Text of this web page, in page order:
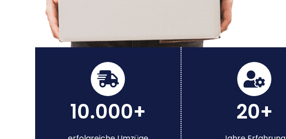
10.000+ 20+